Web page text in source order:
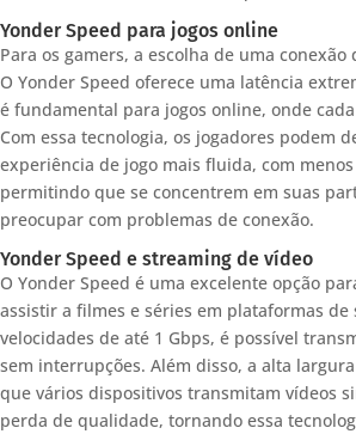
Yonder Speed para jogos online
Para os gamers, a escolha de uma
O Yonder Speed oferece uma latência
é fundamental para jogos online, onde
Com essa tecnologia, os jogadores podem
experiência de jogo mais fluida, com
permitindo que se concentrem em suas
preocupar com problemas de conexão.
Yonder Speed e streaming de vídeo
O Yonder Speed é uma excelente opção
assistir a filmes e séries em plataformas de
velocidades de até 1 Gbps, é possível
sem interrupções. Além disso, a alta
que vários dispositivos transmitam vídeos
perda de qualidade, tornando essa